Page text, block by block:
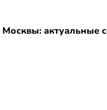
Москвы: актуальные